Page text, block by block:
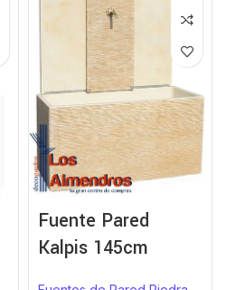
Fuente Pared
Kalpis 145cm